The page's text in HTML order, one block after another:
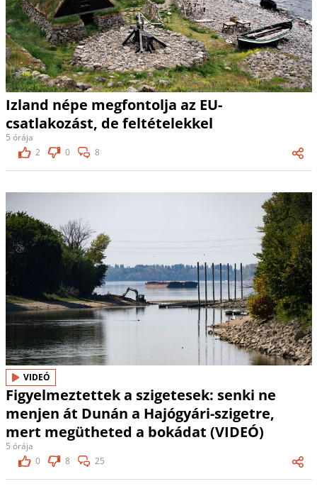
Izland népe megfontolja az EU-
csatlakozást, de feltételekkel
5 órája
2
0 8
VIDEÓ
Figyelmeztettek a szigetesek: senki ne
menjen át Dunán a Hajógyári-szigetre,
mert megütheted a bokádat (VIDEÓ)
5 órája
0
8 25